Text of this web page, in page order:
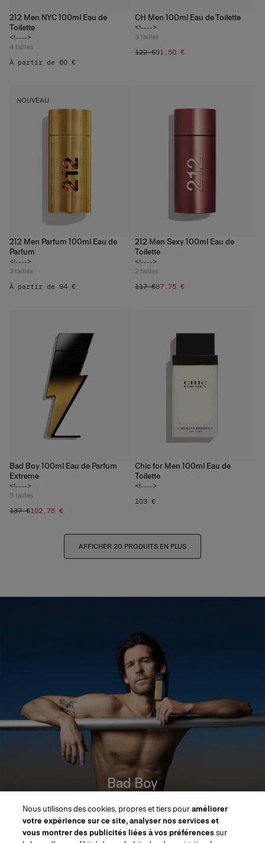
212 Men NYC 100ml Eau de
Toilette
<!---->
4 tailles
À partir de 60 €
CH Men 100ml Eau de Toilette
<!---->
3 tailles
122 €91,50 €
NOUVEAU
212 Men Parfum 100ml Eau de
Parfum
<!---->
2 tailles
À partir de 94 €
212 Men Sexy 100ml Eau de
Toilette
<!---->
2 tailles
117 €87,75 €
Bad Boy 100ml Eau de Parfum
Extreme
<!---->
3 tailles
137 €102,75 €
Chic for Men 100ml Eau de
Toilette
<!---->
103 €
AFFICHER 20 PRODUITS EN PLUS
Bad Boy
Découvrir toute la gamme
DÉCOUVRIR MAINTENANT
Nous utilisons des cookies, propres et tiers pouraméliorer
votre expérience sur ce site, analyser nos services et
vous montrer des publicités liées à vos préférencessur